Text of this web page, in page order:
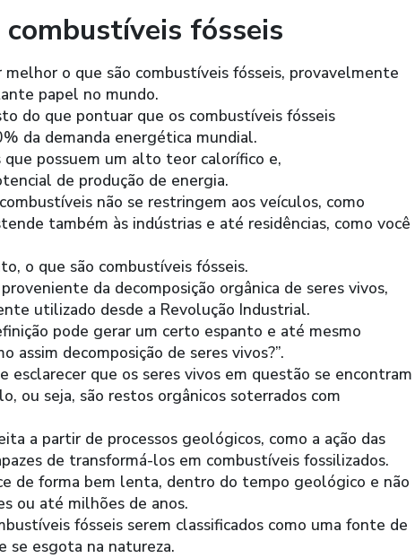
fósseis
o que são combustíveis fósseis, provavelmente
papel no mundo.
do que pontuar que os combustíveis fósseis
da demanda energética mundial.
que possuem um alto teor calorífico e,
de produção de energia.
não se restringem aos veículos, como
também às indústrias e até residências, como você
o que são combustíveis fósseis.
da decomposição orgânica de seres vivos,
utilizado desde a Revolução Industrial.
pode gerar um certo espanto e até mesmo
assim decomposição de seres vivos?”.
esclarecer que os seres vivos em questão se encontram
ou seja, são restos orgânicos soterrados com
a partir de processos geológicos, como a ação das
de transformá-los em combustíveis fossilizados.
de forma bem lenta, dentro do tempo geológico e não
ou até milhões de anos.
fósseis serem classificados como uma fonte de
se esgota na natureza.